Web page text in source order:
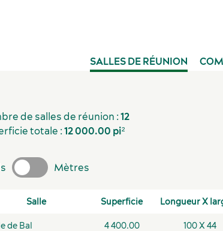
SALLES DE RÉUNION
de salles de réunion : 12
totale : 12 000.00 pi²
Mètres
Salle Superficie Longueur X
de Bal 4 400.00 100 X 44